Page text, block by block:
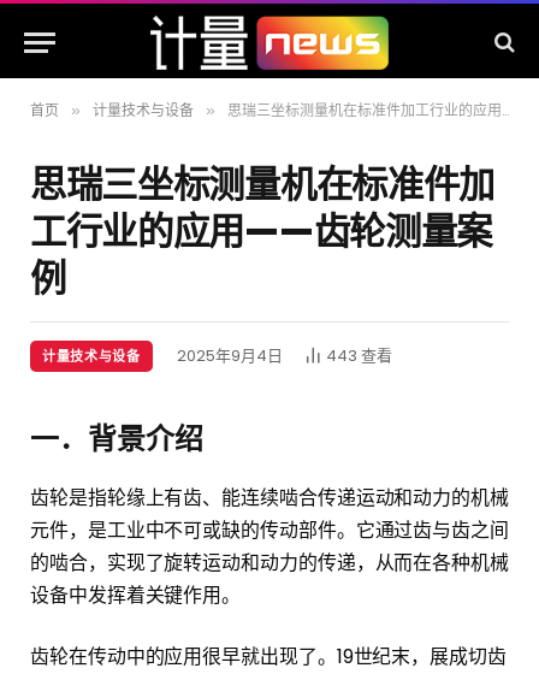
首页 » 计量技术与设备 » 思瑞三坐标测量机在标准件加工行业的应用——齿轮测量案例
思瑞三坐标测量机在标准件加
工行业的应用——齿轮测量案
例
计量技术与设备 2025年9月4日 443 查看
一．背景介绍
齿轮是指轮缘上有齿、能连续啮合传递运动和动力的机械
元件，是工业中不可或缺的传动部件。它通过齿与齿之间
的啮合，实现了旋转运动和动力的传递，从而在各种机械
设备中发挥着关键作用。
齿轮在传动中的应用很早就出现了。19世纪末，展成切齿